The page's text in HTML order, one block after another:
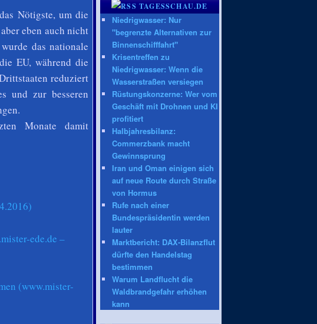
Nötigste, um die
eben auch nicht
das nationale
EU, während die
reduziert
und zur besseren
Monate damit
ede.de –
(www.mister-
TAGESSCHAU.DE
Niedrigwasser: Nur
"begrenzte Alternativen zur
Binnenschifffahrt"
Krisentreffen zu
Niedrigwasser: Wenn die
Wasserstraßen versiegen
Rüstungskonzerne: Wer vom
Geschäft mit Drohnen und KI
profitiert
Halbjahresbilanz:
Commerzbank macht
Gewinnsprung
Iran und Oman einigen sich
auf neue Route durch Straße
von Hormus
Rufe nach einer
Bundespräsidentin werden
lauter
Marktbericht: DAX-Bilanzflut
dürfte den Handelstag
bestimmen
Warum Landflucht die
Waldbrandgefahr erhöhen
kann